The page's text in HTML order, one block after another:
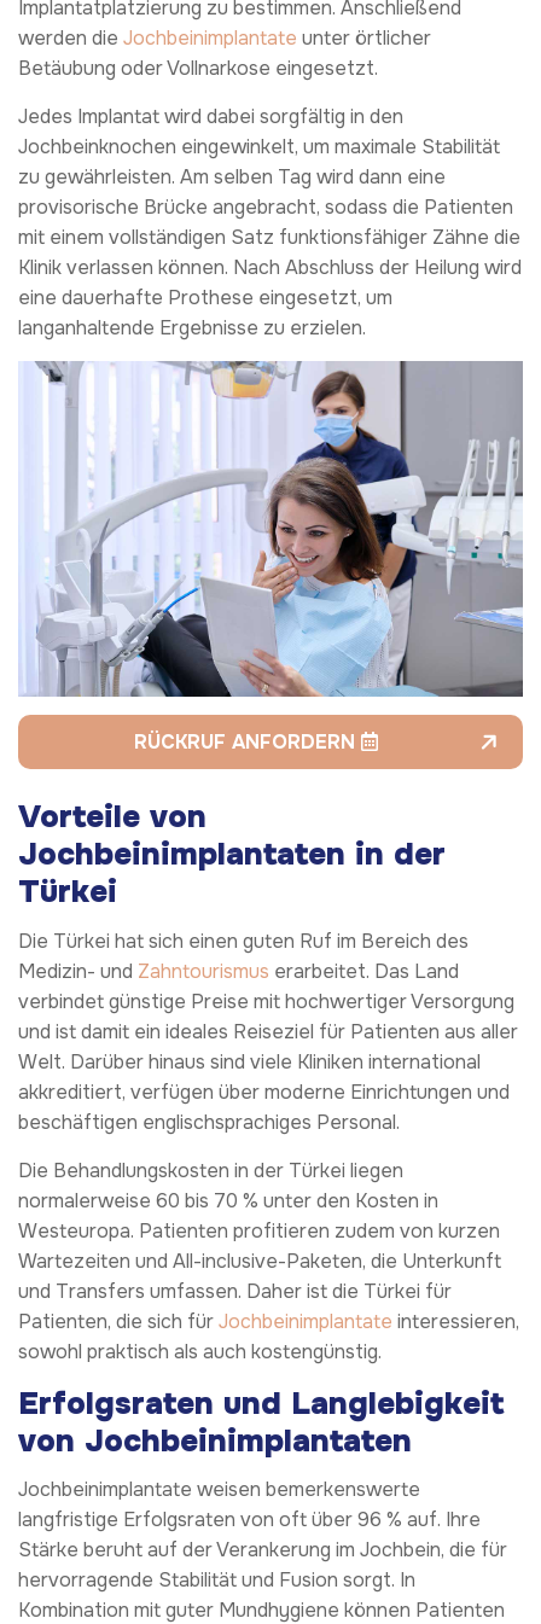
Implantatplatzierung zu bestimmen. Anschließend
werden die Jochbeinimplantate unter örtlicher
Betäubung oder Vollnarkose eingesetzt.
Jedes Implantat wird dabei sorgfältig in den
Jochbeinknochen eingewinkelt, um maximale Stabilität
zu gewährleisten. Am selben Tag wird dann eine
provisorische Brücke angebracht, sodass die Patienten
mit einem vollständigen Satz funktionsfähiger Zähne die
Klinik verlassen können. Nach Abschluss der Heilung wird
eine dauerhafte Prothese eingesetzt, um
langanhaltende Ergebnisse zu erzielen.
RÜCKRUF ANFORDERN
Vorteile von
Jochbeinimplantaten in der
Türkei
Die Türkei hat sich einen guten Ruf im Bereich des
Medizin- und Zahntourismus erarbeitet. Das Land
verbindet günstige Preise mit hochwertiger Versorgung
und ist damit ein ideales Reiseziel für Patienten aus aller
Welt. Darüber hinaus sind viele Kliniken international
akkreditiert, verfügen über moderne Einrichtungen und
beschäftigen englischsprachiges Personal.
Die Behandlungskosten in der Türkei liegen
normalerweise 60 bis 70 % unter den Kosten in
Westeuropa. Patienten profitieren zudem von kurzen
Wartezeiten und All-inclusive-Paketen, die Unterkunft
und Transfers umfassen. Daher ist die Türkei für
Patienten, die sich fürJochbeinimplantate interessieren,
sowohl praktisch als auch kostengünstig.
Erfolgsraten und Langlebigkeit
von Jochbeinimplantaten
Jochbeinimplantate weisen bemerkenswerte
langfristige Erfolgsraten von oft über 96 % auf. Ihre
Stärke beruht auf der Verankerung im Jochbein, die für
hervorragende Stabilität und Fusion sorgt. In
Kombination mit guter Mundhygiene können Patienten